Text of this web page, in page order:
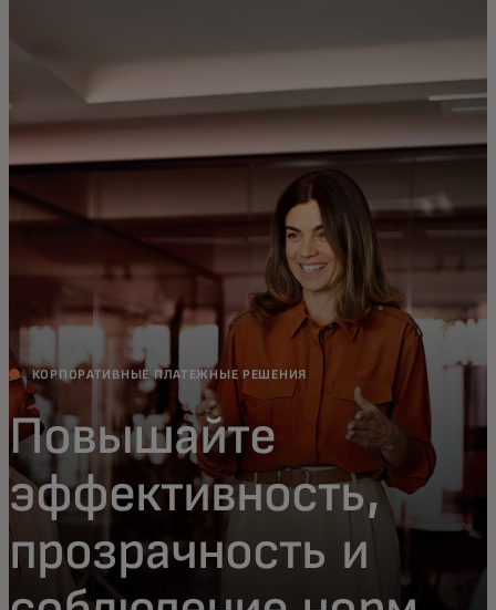
Для бизнеса
Для всего мира
Для новаторов
Новости и тренды
КОРПОРАТИВНЫЕ ПЛАТЕЖНЫЕ РЕШЕНИЯ
Повышайте
эффективность,
прозрачность и